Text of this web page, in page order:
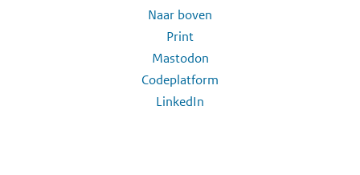
Naar boven
Print
Mastodon
Codeplatform
LinkedIn